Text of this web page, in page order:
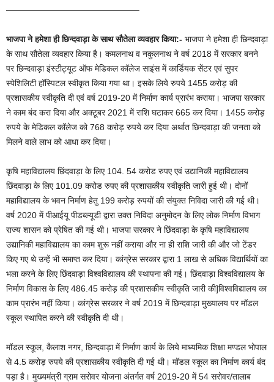
———————————————–
भाजपा ने हमेशा ही छिन्दवाड़ा के साथ सौतेला व्यवहार किया:- भाजपा ने हमेशा ही छिन्दवाड़ा
के साथ सौतेला व्यवहार किया है। कमलनाथ व नकुलनाथ ने वर्ष 2018 में सरकार बनने
पर छिन्दवाड़ा इंस्टीट्यूट ऑफ मेडिकल कॉलेज साइंस में कार्डियक सेंटर एवं सुपर
स्पेशिलिटी हॉस्पिटल स्वीकृत किया गया था। इसके लिये रुपये 1455 करोड़ की
प्रशासकीय स्वीकृति दी एवं वर्ष 2019-20 में निर्माण कार्य प्रारंभ कराया। भाजपा सरकार
ने काम बंद करा दिया और अक्टूबर 2021 में राशि घटाकर 665 कर दिया। 1455 करोड़
रुपये के मेडिकल कॉलेज को 768 करोड़ रुपये कर दिया अर्थात छिन्दवाड़ा की जनता को
मिलने वाले लाभ को आधा कर दिया।
कृषि महाविद्यालय छिंदवाड़ा के लिए 104. 54 करोड रुपए एवं उद्यानिकी महाविद्यालय
छिंदवाड़ा के लिए 101.09 करोड रुपए की प्रशासकीय स्वीकृति जारी हुई थी। दोनों
महाविद्यालय के भवन निर्माण हेतु 199 करोड़ रुपयों की संयुक्त निविदा जारी की गई थी।
वर्ष 2020 में पीआईयू पीडब्ल्यूडी द्वारा उक्त निविदा अनुमोदन के लिए लोक निर्माण विभाग
राज्य शासन को प्रेषित की गई थी। भाजपा सरकार ने छिंदवाड़ा के कृषि महाविद्यालय
उद्यानिकी महाविद्यालय का काम शुरू नहीं कराया और ना ही राशि जारी की और जो टेंडर
किए गए थे उन्हें भी समाप्त कर दिया। कांग्रेस सरकार द्वारा 1 लाख से अधिक विद्यार्थियों का
भला करने के लिए छिंदवाड़ा विश्वविद्यालय की स्थापना की गई। छिंदवाड़ा विश्वविद्यालय के
निर्माण विकास के लिए 486.45 करोड़ की प्रशासकीय स्वीकृति जारी की]विश्वविद्यालय का
काम प्रारंभ नहीं किया। कांग्रेस सरकार ने वर्ष 2019 में छिन्दवाड़ा मुख्यालय पर मॉडल
स्कूल स्थापित करने की स्वीकृति दी थी।
मॉडल स्कूल, कैलाश नगर, छिन्दवाड़ा में निर्माण कार्य के लिये माध्यमिक शिक्षा मण्डल भोपाल
से 4.5 करोड़ रुपये की प्रशासकीय स्वीकृति दी गई थी। मॉडल स्कूल का निर्माण कार्य बंद
पड़ा है। मुख्यमंत्री ग्राम सरोवर योजना अंतर्गत वर्ष 2019-20 में 54 सरोवर/तालाब